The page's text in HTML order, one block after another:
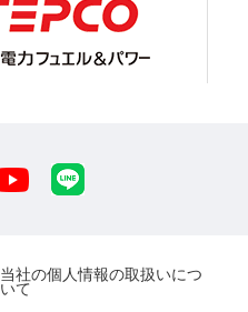
当社の個人情報の取扱いにつ
いて